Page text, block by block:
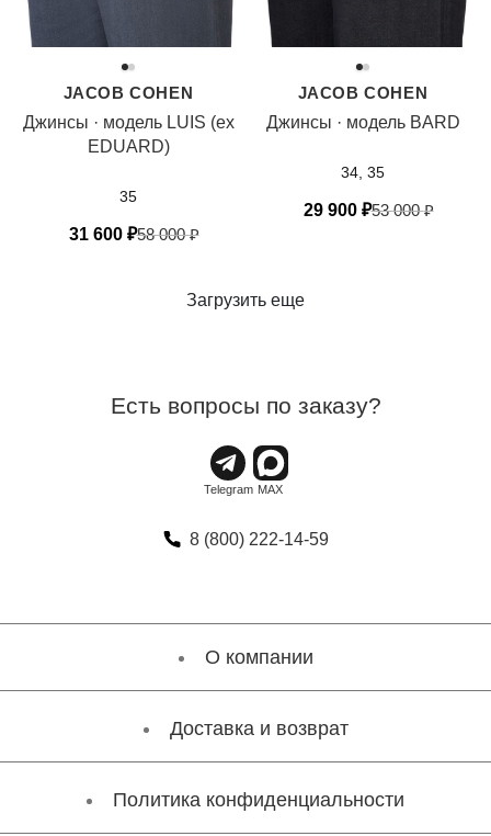
JACOB COHEN
Джинсы · модель LUIS (ex
EDUARD)
35
31 600 ₽58 000₽
JACOB COHEN
Джинсы · модель BARD
34, 35
29 900 ₽53 000₽
Загрузить еще
Есть вопросы по заказу?
8 (800) 222-14-59
О компании
Доставка и возврат
Политика конфиденциальности